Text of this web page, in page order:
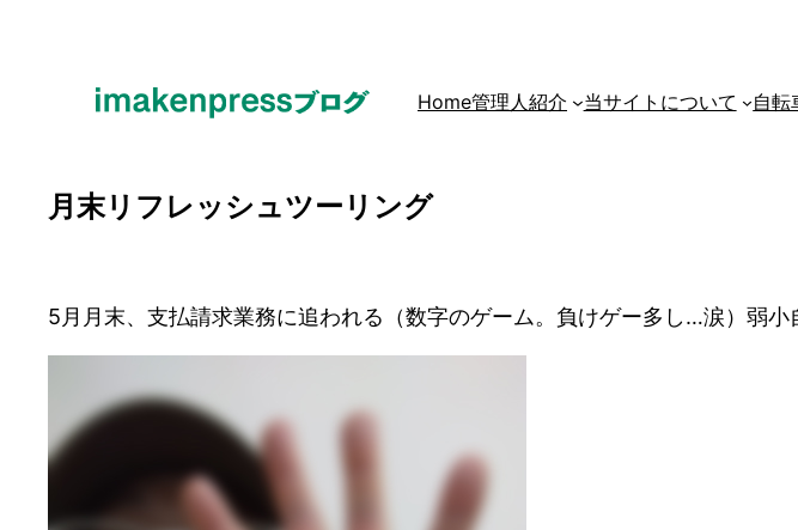
Home管理人紹介 当サイトについて 自転
月末リフレッシュツーリング
5月月末、支払請求業務に追われる（数字のゲーム。負けゲー多し…涙）弱